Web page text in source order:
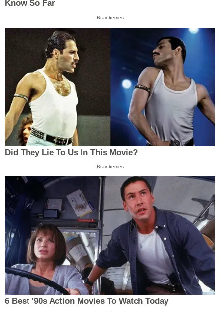
Know So Far
Brainberries
Did They Lie To Us In This Movie?
Brainberries
6 Best '90s Action Movies To Watch Today